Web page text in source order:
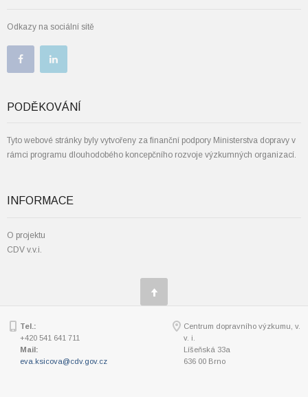
Odkazy na sociální sítě
PODĚKOVÁNÍ
Tyto webové stránky byly vytvořeny za finanční podpory Ministerstva dopravy v
rámci programu dlouhodobého koncepčního rozvoje výzkumných organizací.
INFORMACE
O projektu
CDV v.v.i.
Tel.:
+420 541 641 711
Mail:
eva.ksicova@cdv.gov.cz
Centrum dopravního výzkumu, v.
v. i.
Líšeňská 33a
636 00 Brno